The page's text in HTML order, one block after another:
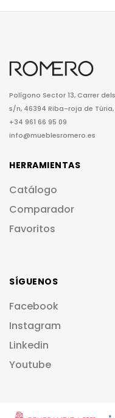
Polígono Sector 13, Carrer
s/n, 46394 Riba-roja de
+34 961 66 95 09
info@mueblesromero.es
HERRAMIENTAS
Catálogo
Comparador
Favoritos
SÍGUENOS
Facebook
Instagram
Linkedin
Youtube